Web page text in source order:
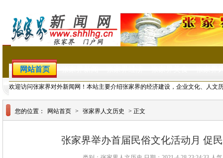
网站首页
欢迎访问张家界对外新闻网！本站主要介绍张家界的经济建设，企业文化、人文
您的位置： 网站首页 > 张家界人文历史 > 正文
张家界举办首届民俗文化活动月 促